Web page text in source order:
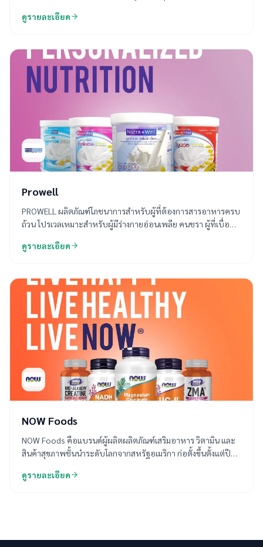
lifecare ให้มีคุณภาพ ผ่านการคัดเลือกสารอาหารที่มีหลักฐานงาน
ดูแลแนะนำโดยเภสัชกรและผู้เชี่ยวชาญ เพื่อให้คุณได้รับสารอาหาร
ที่ถูกต้อง ในขนาดที่เหมาะสมกับร่างกายของแต่ละคน
ดูรายละเอียด
Prowell
PROWELL ผลิตภัณฑ์โภชนาการสำหรับผู้ที่ต้องการสารอาหารครบ
ถ้วน โปรเวลเหมาะสำหรับผู้มีร่างกายอ่อนเพลีย คนชรา ผู้ที่เบื่อ
ผู้ป่วยเบาหวาน ผู้ป่วยความดันโลหิตสูง ผู้ป่วยที่ปัญหาด้านตับ ไต
เหมาะกับความต้องการได้ นอกจากนี้ยังมีศูนย์โภชนที่จะสามารถ
ตอบโจทย์ที่คุณต้องการได้
ดูรายละเอียด
NOW Foods
NOW Foods คือแบรนด์ผู้ผลิตผลิตภัณฑ์เสริมอาหาร วิตามิน และ
สินค้าสุขภาพชั้นนำระดับโลกจากสหรัฐอเมริกา ก่อตั้งขึ้นตั้งแต่ปี
ที่เข้าถึงได้และตรวจสอบมาตรฐานความปลอดภัยได้
ดูรายละเอียด